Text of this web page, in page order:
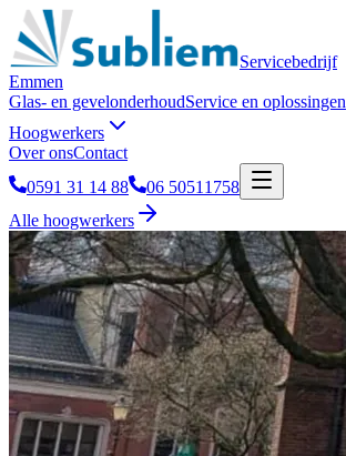
Servicebedrijf
Emmen
Glas- en gevelonderhoudService en oplossingen
Hoogwerkers
Over onsContact
0591 31 14 88
06 50511758
Alle hoogwerkers